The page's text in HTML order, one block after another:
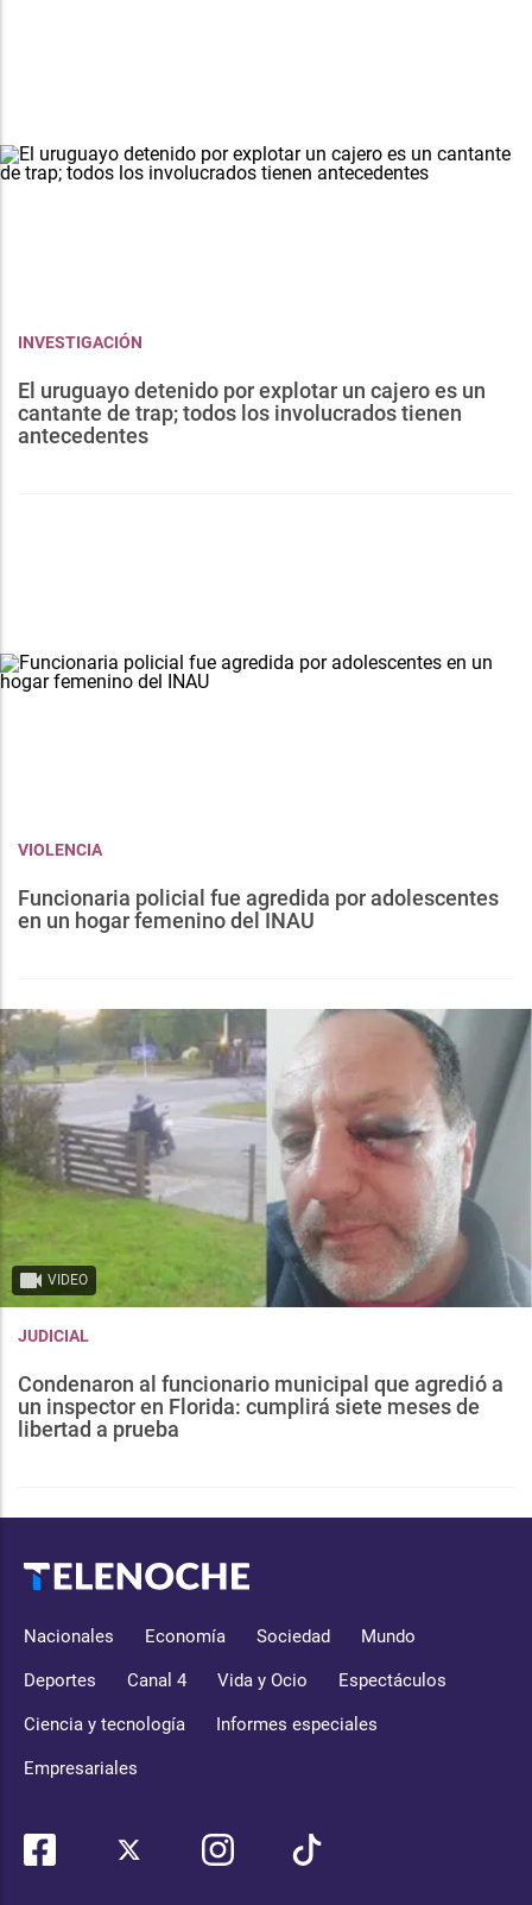
INVESTIGACIÓN
El uruguayo detenido por explotar un cajero es un
cantante de trap; todos los involucrados tienen
antecedentes
VIOLENCIA
Funcionaria policial fue agredida por adolescentes
en un hogar femenino del INAU
VIDEO
JUDICIAL
Condenaron al funcionario municipal que agredió a
un inspector en Florida: cumplirá siete meses de
libertad a prueba
Nacionales Economía Sociedad Mundo
Deportes Canal 4 Vida y Ocio Espectáculos
Ciencia y tecnología Informes especiales
Empresariales